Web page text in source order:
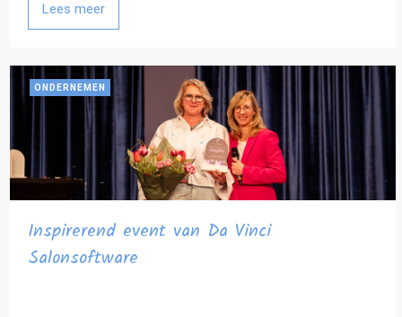
Lees meer
ONDERNEMEN
Inspirerend event van Da Vinci
Salonsoftware